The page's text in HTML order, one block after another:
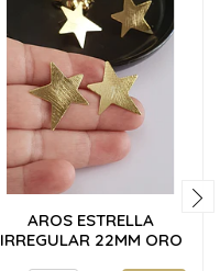
AROS ESTRELLA
IRREGULAR 22MM ORO